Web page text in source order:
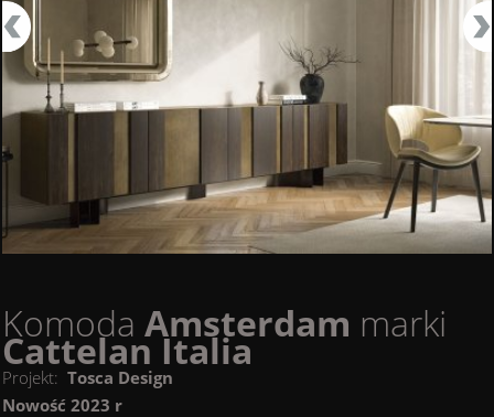
Komoda Amsterdam marki
Cattelan Italia
Projekt:Tosca Design
Nowość 2023 r